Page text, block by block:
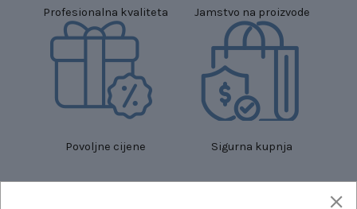
Profesionalna kvaliteta Jamstvo na proizvode
Povoljne cijene Sigurna kupnja